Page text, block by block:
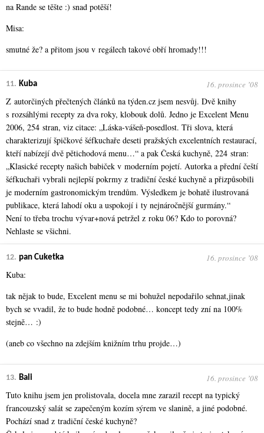
na Rande se těšte :) snad potěší!
Misa:
smutné že? a přitom jsou v regálech takové obří hromady!!!
11. Kuba 16. prosince ʼ08
Z autorčiných přečtených článků na týden.cz jsem nesvůj. Dvě knihy
s rozsáhlými recepty za dva roky, klobouk dolů. Jedno je Excelent Menu
2006, 254 stran, viz citace: „Láska-vášeň-posedlost. Tři slova, která
charakterizují špičkové šéfkuchaře deseti pražských excelentních restaurací,
kteří nabízejí dvě pětichodová menu…“ a pak Česká kuchyně, 224 stran:
„Klasické recepty našich babiček v moderním pojetí. Autorka a přední čeští
šéfkuchaři vybrali nejlepší pokrmy z tradiční české kuchyně a přizpůsobili
je moderním gastronomickým trendům. Výsledkem je bohatě ilustrovaná
publikace, která lahodí oku a uspokojí i ty nejnáročnější gurmány.“
Není to třeba trochu vývar+nová petržel z roku 06? Kdo to porovná?
Nehlaste se všichni.
12. pan Cuketka 16. prosince ʼ08
Kuba:
tak nějak to bude, Excelent menu se mi bohužel nepodařilo sehnat,jinak
bych se vvadil, že to bude hodně podobné… koncept tedy zní na 100%
stejně… :)
(aneb co všechno na zdejším knižním trhu projde…)
13. Bali 16. prosince ʼ08
Tuto knihu jsem jen prolistovala, docela mne zarazil recept na typický
francouzský salát se zapečeným kozím sýrem ve slanině, a jiné podobné.
Pochází snad z tradiční české kuchyně?